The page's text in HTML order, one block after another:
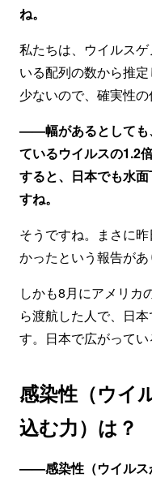
ね。
私たちは、ウイルス
いる配列の数から推
少ないので、確実性の
——幅があるとしても
ているウイルスの1.2
すると、日本でも水
すね。
そうですね。まさに
かったという報告があ
しかも8月にアメリカ
ら渡航した人で、日
す。日本で広がってい
感染性（ウイ
込む力）は？
——感染性（ウイルス